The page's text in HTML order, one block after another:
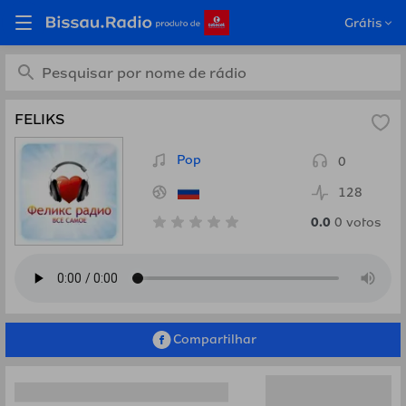
Grátis
Ouça FELIKS, Rússia em
Bissau.Radio
FELIKS
Pop
0
128
0.0 0 votos
Compartilhar